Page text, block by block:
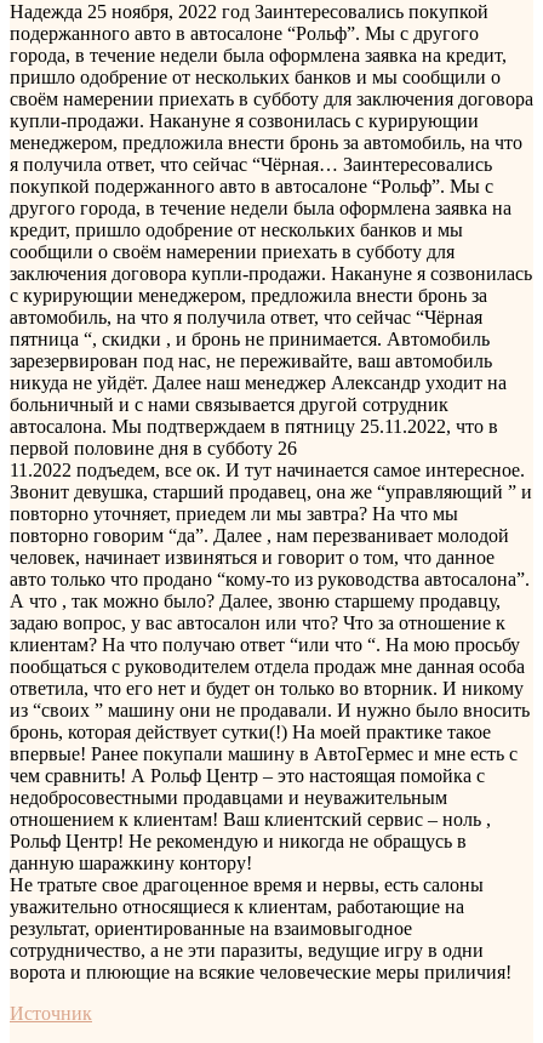
Надежда 25 ноября, 2022 год Заинтересовались покупкой
подержанного авто в автосалоне “Рольф”. Мы с другого
города, в течение недели была оформлена заявка на кредит,
пришло одобрение от нескольких банков и мы сообщили о
своём намерении приехать в субботу для заключения договора
купли-продажи. Накануне я созвонилась с курирующии
менеджером, предложила внести бронь за автомобиль, на что
я получила ответ, что сейчас “Чёрная… Заинтересовались
покупкой подержанного авто в автосалоне “Рольф”. Мы с
другого города, в течение недели была оформлена заявка на
кредит, пришло одобрение от нескольких банков и мы
сообщили о своём намерении приехать в субботу для
заключения договора купли-продажи. Накануне я созвонилась
с курирующии менеджером, предложила внести бронь за
автомобиль, на что я получила ответ, что сейчас “Чёрная
пятница “, скидки , и бронь не принимается. Автомобиль
зарезервирован под нас, не переживайте, ваш автомобиль
никуда не уйдёт. Далее наш менеджер Александр уходит на
больничный и с нами связывается другой сотрудник
автосалона. Мы подтверждаем в пятницу 25.11.2022, что в
первой половине дня в субботу 26
11.2022 подъедем, все ок. И тут начинается самое интересное.
Звонит девушка, старший продавец, она же “управляющий ” и
повторно уточняет, приедем ли мы завтра? На что мы
повторно говорим “да”. Далее , нам перезванивает молодой
человек, начинает извиняться и говорит о том, что данное
авто только что продано “кому-то из руководства автосалона”.
А что , так можно было? Далее, звоню старшему продавцу,
задаю вопрос, у вас автосалон или что? Что за отношение к
клиентам? На что получаю ответ “или что “. На мою просьбу
пообщаться с руководителем отдела продаж мне данная особа
ответила, что его нет и будет он только во вторник. И никому
из “своих ” машину они не продавали. И нужно было вносить
бронь, которая действует сутки(!) На моей практике такое
впервые! Ранее покупали машину в АвтоГермес и мне есть с
чем сравнить! А Рольф Центр – это настоящая помойка с
недобросовестными продавцами и неуважительным
отношением к клиентам! Ваш клиентский сервис – ноль ,
Рольф Центр! Не рекомендую и никогда не обращусь в
данную шаражкину контору!
Не тратьте свое драгоценное время и нервы, есть салоны
уважительно относящиеся к клиентам, работающие на
результат, ориентированные на взаимовыгодное
сотрудничество, а не эти паразиты, ведущие игру в одни
ворота и плюющие на всякие человеческие меры приличия!
Источник